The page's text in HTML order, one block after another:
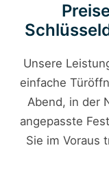
Unsere
einfache
Abend, in der
angepasste
Sie im Voraus